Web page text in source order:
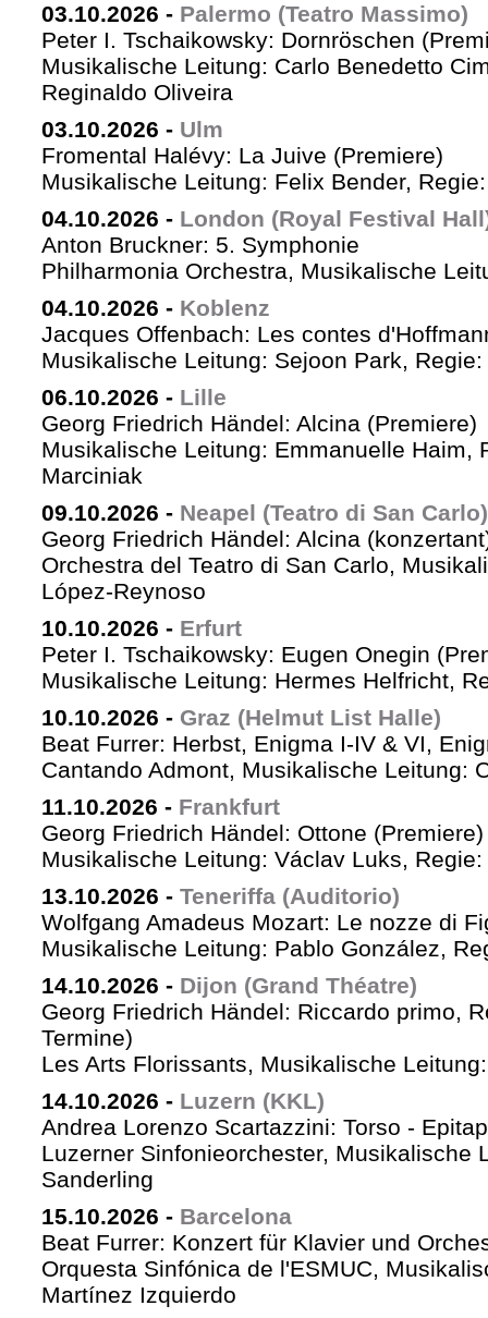
03.10.2026 - Palermo (Teatro Massimo)
Peter I. Tschaikowsky: Dornröschen
Musikalische Leitung: Carlo Benedetto
Reginaldo Oliveira
03.10.2026 - Ulm
Fromental Halévy: La Juive (Premiere)
Musikalische Leitung: Felix Bender,
04.10.2026 - London (Royal Festival
Anton Bruckner: 5. Symphonie
Philharmonia Orchestra, Musikalische
04.10.2026 - Koblenz
Jacques Offenbach: Les contes
Musikalische Leitung: Sejoon Park,
06.10.2026 - Lille
Georg Friedrich Händel: Alcina (Premiere)
Musikalische Leitung: Emmanuelle Haim,
Marciniak
09.10.2026 - Neapel (Teatro di San Carlo)
Georg Friedrich Händel: Alcina
Orchestra del Teatro di San Carlo,
López-Reynoso
10.10.2026 - Erfurt
Peter I. Tschaikowsky: Eugen Onegin
Musikalische Leitung: Hermes Helfricht,
10.10.2026 - Graz (Helmut List Halle)
Beat Furrer: Herbst, Enigma I-IV & VI,
Cantando Admont, Musikalische Leitung:
11.10.2026 - Frankfurt
Georg Friedrich Händel: Ottone (Premiere)
Musikalische Leitung: Václav Luks,
13.10.2026 - Teneriffa (Auditorio)
Wolfgang Amadeus Mozart: Le nozze di
Musikalische Leitung: Pablo González,
14.10.2026 - Dijon (Grand Théatre)
Georg Friedrich Händel: Riccardo primo,
Termine)
Les Arts Florissants, Musikalische
14.10.2026 - Luzern (KKL)
Andrea Lorenzo Scartazzini: Torso -
Luzerner Sinfonieorchester, Musikalische
Sanderling
15.10.2026 - Barcelona
Beat Furrer: Konzert für Klavier und
Orquesta Sinfónica de l'ESMUC,
Martínez Izquierdo